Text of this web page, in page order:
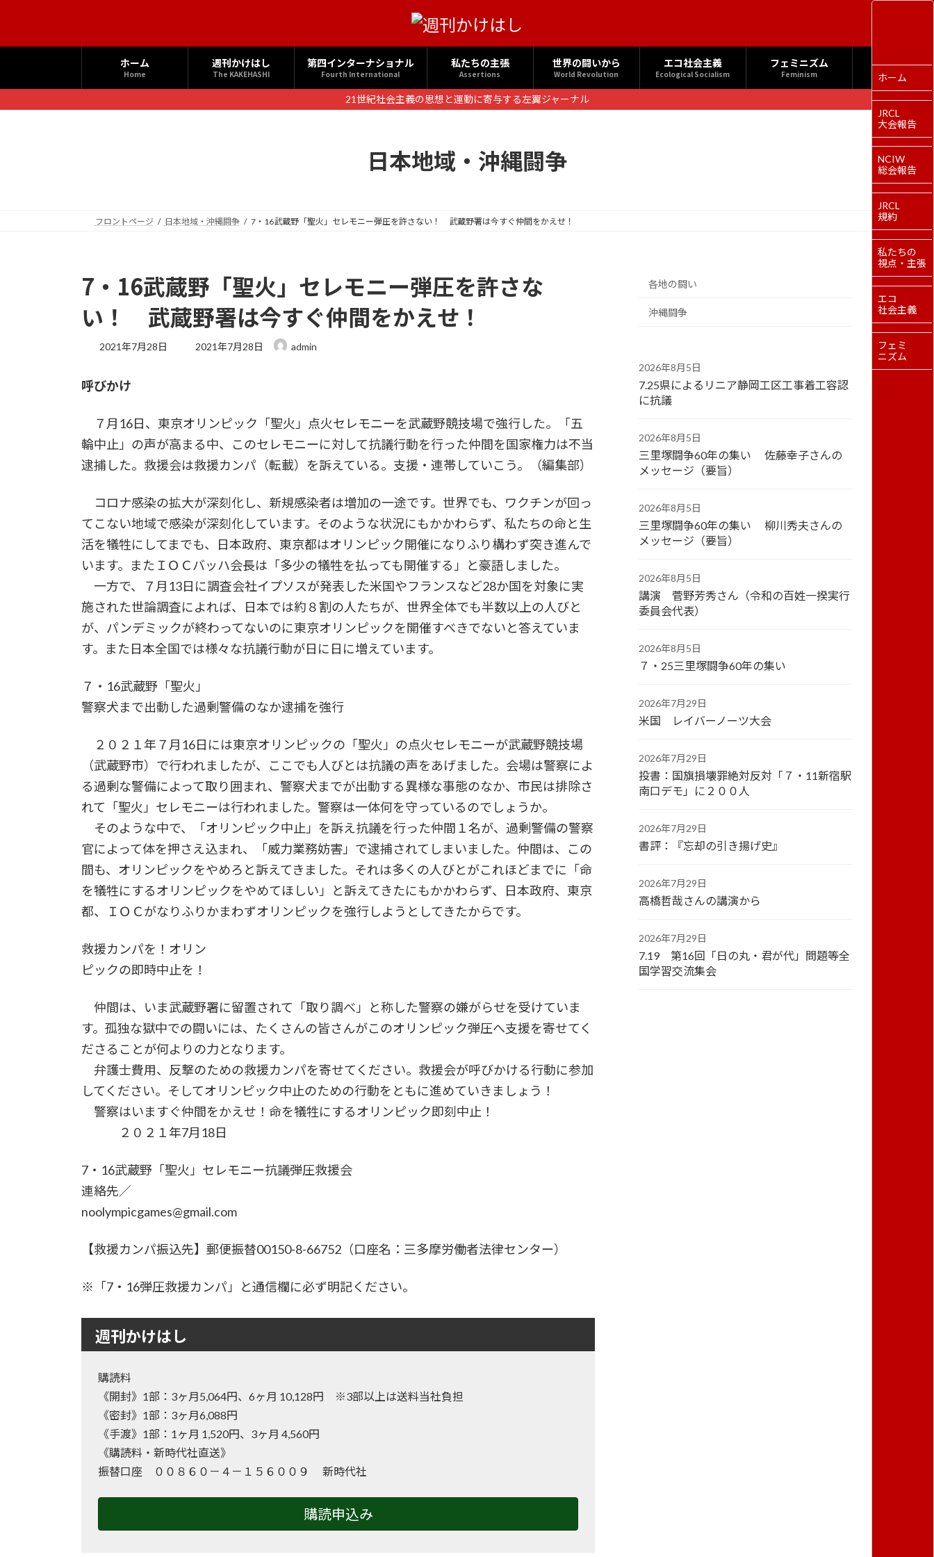
へ
ス
ョ
ン
ホーム
Home
週刊かけはし
The KAKEHASHI
第四インターナショナル
Fourth International
私たちの主張
Assertions
世界の闘いから
World Revolution
エコ社会主義
Ecological Socialism
フェミニズム
Feminism
21世紀社会主義の思想と運動に寄与する左翼ジャーナル
日本地域・沖縄闘争
フロントページ 日本地域・沖縄闘争 7・16武蔵野「聖火」セレモニー弾圧を許さない！ 武蔵野署は今すぐ仲間をかえせ！
7・16武蔵野「聖火」セレモニー弾圧を許さな
い！ 武蔵野署は今すぐ仲間をかえせ！
2021年7月28日
最
2021年7月28日 admin
呼びかけ
７月16日、東京オリンピック「聖火」点火セレモニーを武蔵野競技場で強行した。「五
輪中止」の声が高まる中、このセレモニーに対して抗議行動を行った仲間を国家権力は不当
逮捕した。救援会は救援カンパ（転載）を訴えている。支援・連帯していこう。（編集部）
コロナ感染の拡大が深刻化し、新規感染者は増加の一途です。世界でも、ワクチンが回っ
てこない地域で感染が深刻化しています。そのような状況にもかかわらず、私たちの命と生
活を犠牲にしてまでも、日本政府、東京都はオリンピック開催になりふり構わず突き進んで
います。またＩＯＣバッハ会長は「多少の犠牲を払っても開催する」と豪語しました。
一方で、７月13日に調査会社イプソスが発表した米国やフランスなど28か国を対象に実
施された世論調査によれば、日本では約８割の人たちが、世界全体でも半数以上の人びと
が、パンデミックが終わってないのに東京オリンピックを開催すべきでないと答えていま
す。また日本全国では様々な抗議行動が日に日に増えています。
７・16武蔵野「聖火」
警察犬まで出動した過剰警備のなか逮捕を強行
２０２１年７月16日には東京オリンピックの「聖火」の点火セレモニーが武蔵野競技場
（武蔵野市）で行われましたが、ここでも人びとは抗議の声をあげました。会場は警察によ
る過剰な警備によって取り囲まれ、警察犬までが出動する異様な事態のなか、市民は排除さ
れて「聖火」セレモニーは行われました。警察は一体何を守っているのでしょうか。
そのような中で、「オリンピック中止」を訴え抗議を行った仲間１名が、過剰警備の警察
官によって体を押さえ込まれ、「威力業務妨害」で逮捕されてしまいました。仲間は、この
間も、オリンピックをやめろと訴えてきました。それは多くの人びとがこれほどまでに「命
を犠牲にするオリンピックをやめてほしい」と訴えてきたにもかかわらず、日本政府、東京
都、ＩＯＣがなりふりかまわずオリンピックを強行しようとしてきたからです。
救援カンパを！オリン
ピックの即時中止を！
仲間は、いま武蔵野署に留置されて「取り調べ」と称した警察の嫌がらせを受けていま
す。孤独な獄中での闘いには、たくさんの皆さんがこのオリンピック弾圧へ支援を寄せてく
ださることが何よりの力となります。
弁護士費用、反撃のための救援カンパを寄せてください。救援会が呼びかける行動に参加
してください。そしてオリンピック中止のための行動をともに進めていきましょう！
警察はいますぐ仲間をかえせ！命を犠牲にするオリンピック即刻中止！
２０２１年7月18日
7・16武蔵野「聖火」セレモニー抗議弾圧救援会
連絡先／
noolympicgames@gmail.com
【救援カンパ振込先】郵便振替00150-8-66752（口座名：三多摩労働者法律センター）
※「7・16弾圧救援カンパ」と通信欄に必ず明記ください。
週刊かけはし
購読料
《開封》1部：3ヶ月5,064円、6ヶ月 10,128円 ※3部以上は送料当社負担
《密封》1部：3ヶ月6,088円
《手渡》1部：1ヶ月 1,520円、3ヶ月 4,560円
《購読料・新時代社直送》
振替口座 ００８６０－４－１５６００９ 新時代社
購読申込み
各地の闘い
沖縄闘争
2026年8月5日
7.25県によるリニア静岡工区工事着工容認
に抗議
2026年8月5日
三里塚闘争60年の集い 佐藤幸子さんの
メッセージ（要旨）
2026年8月5日
三里塚闘争60年の集い 柳川秀夫さんの
メッセージ（要旨）
2026年8月5日
講演 菅野芳秀さん（令和の百姓一揆実行
委員会代表）
2026年8月5日
７・25三里塚闘争60年の集い
2026年7月29日
米国 レイバーノーツ大会
2026年7月29日
投書：国旗損壊罪絶対反対「７・11新宿駅
南口デモ」に２００人
2026年7月29日
書評：『忘却の引き揚げ史』
2026年7月29日
高橋哲哉さんの講演から
2026年7月29日
7.19 第16回「日の丸・君が代」問題等全
国学習交流集会
ホーム
JRCL
大会報告
NCIW
総会報告
JRCL
規約
私たちの
視点・主張
エコ
社会主義
フェミ
ニズム